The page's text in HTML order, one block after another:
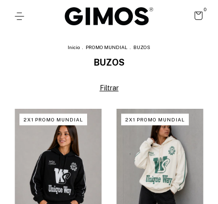
0
Inicio PROMO MUNDIAL BUZOS
BUZOS
Filtrar
2X1 PROMO MUNDIAL 2X1 PROMO MUNDIAL